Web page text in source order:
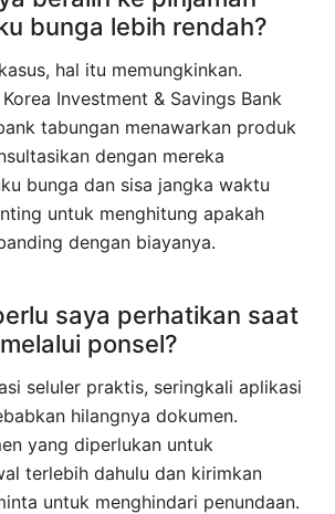
bunga lebih rendah?
hal itu memungkinkan.
Investment & Savings Bank
tabungan menawarkan produk
dengan mereka
bunga dan sisa jangka waktu
untuk menghitung apakah
dengan biayanya.
saya perhatikan saat
ponsel?
seluler praktis, seringkali aplikasi
hilangnya dokumen.
yang diperlukan untuk
terlebih dahulu dan kirimkan
untuk menghindari penundaan.